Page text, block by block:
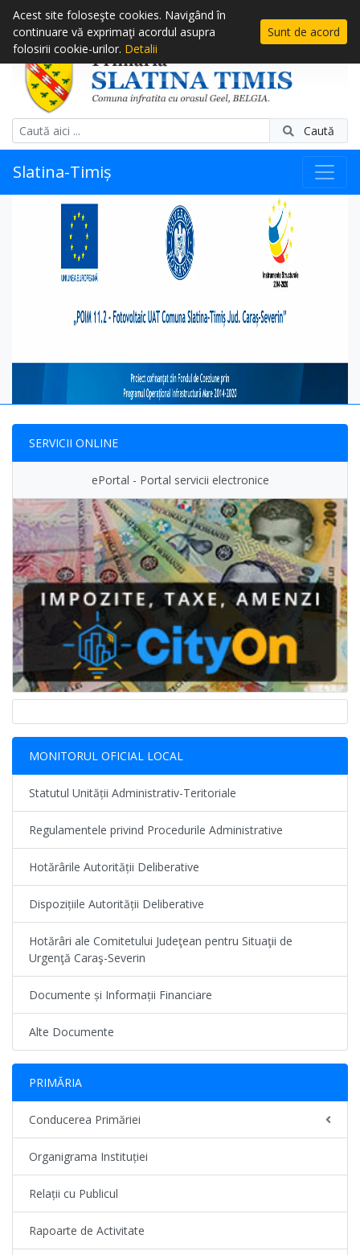
Caută
Slatina-Timiș
SERVICII ONLINE
ePortal - Portal servicii electronice
MONITORUL OFICIAL LOCAL
Statutul Unității Administrativ-Teritoriale
Regulamentele privind Procedurile Administrative
Hotărârile Autorității Deliberative
Dispozițiile Autorității Deliberative
Hotărâri ale Comitetului Judeţean pentru Situaţii de
Urgenţă Caraş-Severin
Documente și Informații Financiare
Alte Documente
PRIMĂRIA
Conducerea Primăriei
Organigrama Instituției
Relații cu Publicul
Rapoarte de Activitate
Acest site foloseşte cookies. Navigând în
continuare vă exprimaţi acordul asupra
folosirii cookie-urilor. Detalii
Sunt de acord